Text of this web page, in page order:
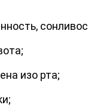
изо рта;